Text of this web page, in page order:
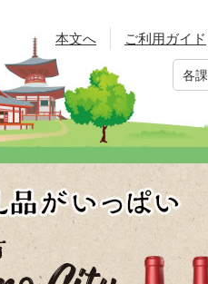
本文へ ご利用ガイド
各